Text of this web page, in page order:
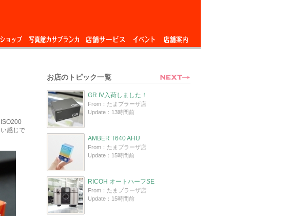
ョップ 写真館カサブランカ 店舗サービス イベント 店舗案内
感じで
お店のトピック一覧
GR IV入荷しました！
From：たまプラーザ店
Update：13時間前
AMBER T640 AHU
From：たまプラーザ店
Update：15時間前
RICOH オートハーフSE
From：たまプラーザ店
Update：15時間前